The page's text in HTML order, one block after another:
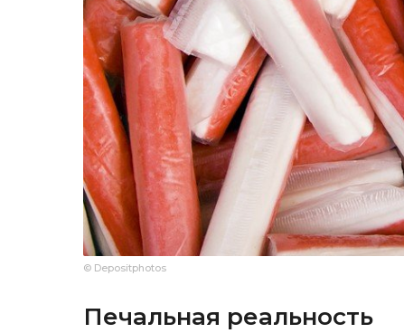
© Depositphotos
Печальная реальность